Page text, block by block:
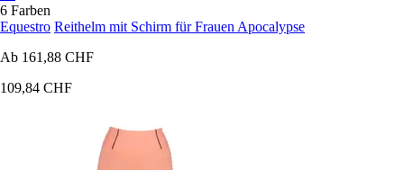
6 Farben
Equestro Reithelm mit Schirm für Frauen Apocalypse
Ab 161,88 CHF
109,84 CHF